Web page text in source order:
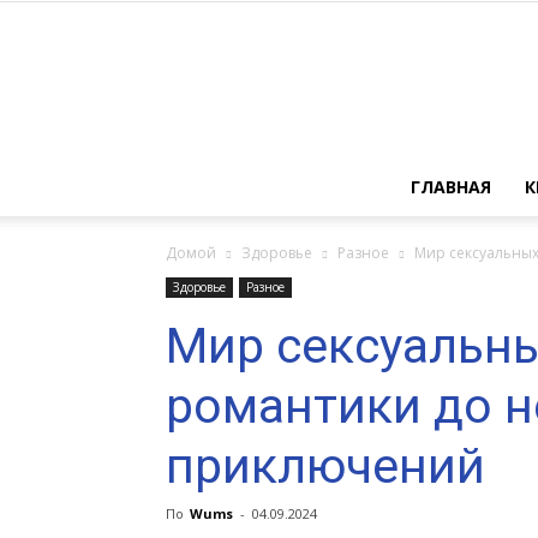
ГЛАВНАЯ
Домой Здоровье Разное Мир
Здоровье Разное
Мир
романтики до
приключений
По Wums - 04.09.2024